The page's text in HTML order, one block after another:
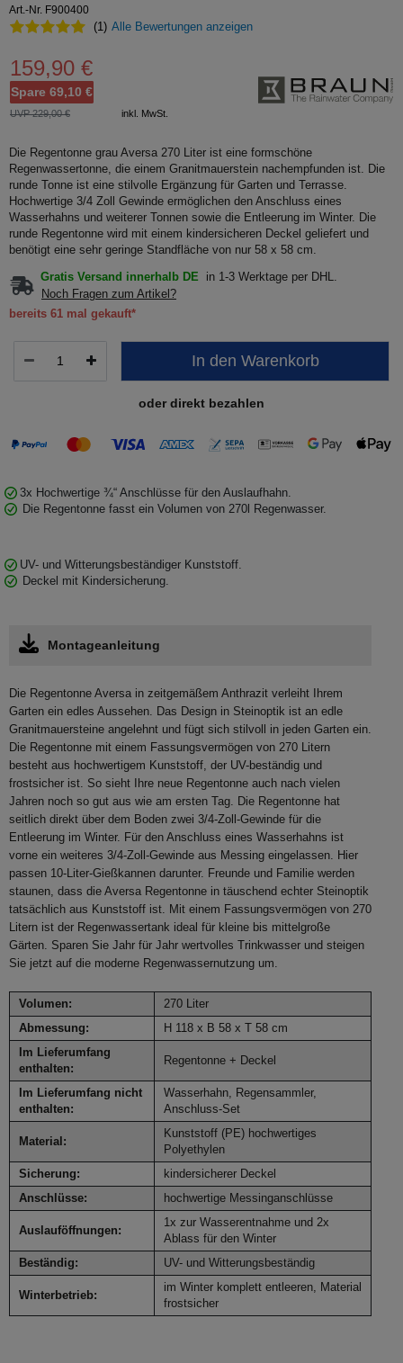
Art.-Nr. F900400
(1) Alle Bewertungen anzeigen
159,90 €
Spare 69,10 €
UVP 229,00 € inkl. MwSt.
Die Regentonne grau Aversa 270 Liter ist eine formschöne
Regenwassertonne, die einem Granitmauerstein nachempfunden ist. Die
runde Tonne ist eine stilvolle Ergänzung für Garten und Terrasse.
Hochwertige 3/4 Zoll Gewinde ermöglichen den Anschluss eines
Wasserhahns und weiterer Tonnen sowie die Entleerung im Winter. Die
runde Regentonne wird mit einem kindersicheren Deckel geliefert und
benötigt eine sehr geringe Standfläche von nur 58 x 58 cm.
Gratis Versand innerhalb DE
in 1-3 Werktage per DHL.
Noch Fragen zum Artikel?
bereits 61 mal gekauft*
In den Warenkorb
oder direkt bezahlen
3x Hochwertige ¾“ Anschlüsse für den Auslaufhahn.
Die Regentonne fasst ein Volumen von 270l Regenwasser.
UV- und Witterungsbeständiger Kunststoff.
Deckel mit Kindersicherung.
Montageanleitung
Die Regentonne Aversa in zeitgemäßem Anthrazit verleiht Ihrem
Garten ein edles Aussehen. Das Design in Steinoptik ist an edle
Granitmauersteine angelehnt und fügt sich stilvoll in jeden Garten ein.
Die Regentonne mit einem Fassungsvermögen von 270 Litern
besteht aus hochwertigem Kunststoff, der UV-beständig und
frostsicher ist. So sieht Ihre neue Regentonne auch nach vielen
Jahren noch so gut aus wie am ersten Tag. Die Regentonne hat
seitlich direkt über dem Boden zwei 3/4-Zoll-Gewinde für die
Entleerung im Winter. Für den Anschluss eines Wasserhahns ist
vorne ein weiteres 3/4-Zoll-Gewinde aus Messing eingelassen. Hier
passen 10-Liter-Gießkannen darunter. Freunde und Familie werden
staunen, dass die Aversa Regentonne in täuschend echter Steinoptik
tatsächlich aus Kunststoff ist. Mit einem Fassungsvermögen von 270
Litern ist der Regenwassertank ideal für kleine bis mittelgroße
Gärten. Sparen Sie Jahr für Jahr wertvolles Trinkwasser und steigen
Sie jetzt auf die moderne Regenwassernutzung um.
Volumen:
270 Liter
Abmessung:
H 118 x B 58 x T 58 cm
Im Lieferumfang
enthalten:
Regentonne + Deckel
Im Lieferumfang nicht
enthalten:
Wasserhahn, Regensammler,
Anschluss-Set
Material:
Kunststoff (PE) hochwertiges
Polyethylen
Sicherung:
kindersicherer Deckel
Anschlüsse:
hochwertige Messinganschlüsse
Auslauföffnungen:
1x zur Wasserentnahme und 2x
Ablass für den Winter
Beständig:
UV- und Witterungsbeständig
Winterbetrieb:
im Winter komplett entleeren, Material
frostsicher